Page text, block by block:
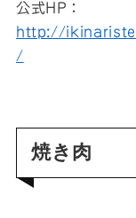
公式HP：
http://
/
焼き肉